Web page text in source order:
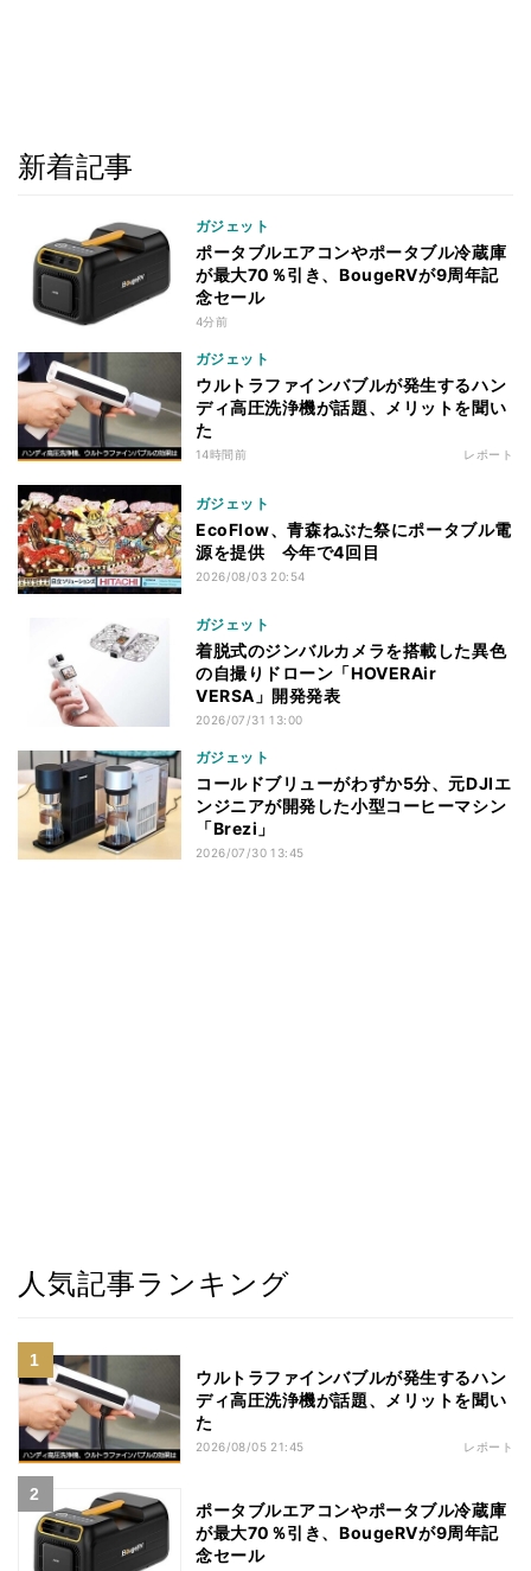
新着記事
ガジェット
ポータブルエアコンやポータブル冷蔵庫
が最大70％引き、BougeRVが9周年記
念セール
4分前
ガジェット
ウルトラファインバブルが発生するハン
ディ高圧洗浄機が話題、メリットを聞い
た
14時間前 レポート
ガジェット
EcoFlow、青森ねぶた祭にポータブル電
源を提供 今年で4回目
2026/08/03 20:54
ガジェット
着脱式のジンバルカメラを搭載した異色
の自撮りドローン「HOVERAir
VERSA」開発発表
2026/07/31 13:00
ガジェット
コールドブリューがわずか5分、元DJIエ
ンジニアが開発した小型コーヒーマシン
「Brezi」
2026/07/30 13:45
人気記事ランキング
ウルトラファインバブルが発生するハン
ディ高圧洗浄機が話題、メリットを聞い
た
2026/08/05 21:45 レポート
ポータブルエアコンやポータブル冷蔵庫
が最大70％引き、BougeRVが9周年記
念セール